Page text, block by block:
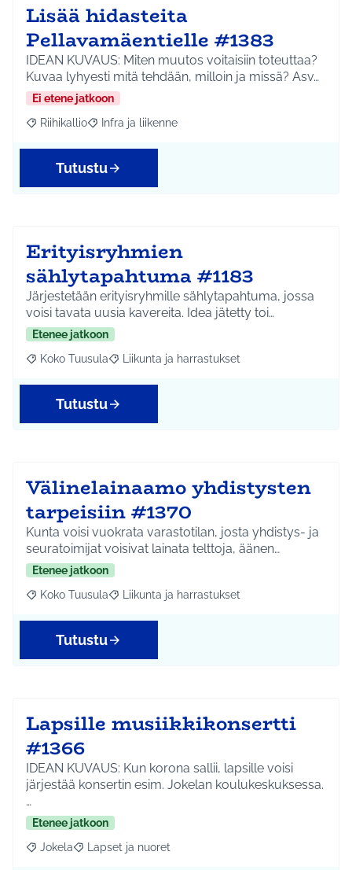
Lisää hidasteita
Pellavamäentielle #1383
IDEAN KUVAUS: Miten muutos voitaisiin toteuttaa?
Kuvaa lyhyesti mitä tehdään, milloin ja missä? Asv…
Ei etene jatkoon
Rajaa tulokset aihepiirin mukaan: Riihikallio
Riihikallio Rajaa tulokset teeman mukaan: Infra ja liikenne
Infra ja liikenne
Tutustu
Erityisryhmien
sählytapahtuma #1183
Järjestetään erityisryhmille sählytapahtuma, jossa
voisi tavata uusia kavereita. Idea jätetty toi…
Etenee jatkoon
Rajaa tulokset aihepiirin mukaan: Koko Tuusula
Koko Tuusula Rajaa tulokset teeman mukaan: Liikunta ja
Liikunta ja harrastukset
Tutustu
Välinelainaamo yhdistysten
tarpeisiin #1370
Kunta voisi vuokrata varastotilan, josta yhdistys- ja
seuratoimijat voisivat lainata telttoja, äänen…
Etenee jatkoon
Rajaa tulokset aihepiirin mukaan: Koko Tuusula
Koko Tuusula Rajaa tulokset teeman mukaan: Liikunta ja
Liikunta ja harrastukset
Tutustu
Lapsille musiikkikonsertti
#1366
IDEAN KUVAUS: Kun korona sallii, lapsille voisi
järjestää konsertin esim. Jokelan koulukeskuksessa.
…
Etenee jatkoon
Rajaa tulokset aihepiirin mukaan: Jokela
Jokela Rajaa tulokset teeman mukaan: Lapset ja nuoret
Lapset ja nuoret